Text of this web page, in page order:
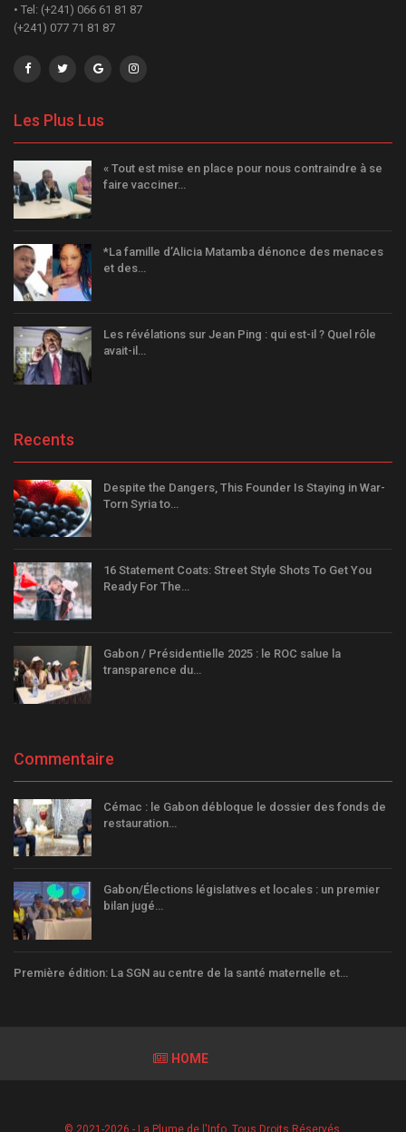
• Tel: (+241) 066 61 81 87
(+241) 077 71 81 87
Les Plus Lus
« Tout est mise en place pour nous contraindre à se
faire vacciner…
*La famille d’Alicia Matamba dénonce des menaces
et des…
Les révélations sur Jean Ping : qui est-il ? Quel rôle
avait-il…
Recents
Despite the Dangers, This Founder Is Staying in War-
Torn Syria to…
16 Statement Coats: Street Style Shots To Get You
Ready For The…
Gabon / Présidentielle 2025 : le ROC salue la
transparence du…
Commentaire
Cémac : le Gabon débloque le dossier des fonds de
restauration…
Gabon/Élections législatives et locales : un premier
bilan jugé…
Première édition: La SGN au centre de la santé maternelle et…
HOME
© 2021-2026 - La Plume de l'Info. Tous Droits Réservés.